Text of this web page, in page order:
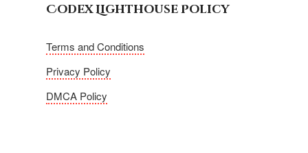
Codex Lighthouse Policy
Terms and Conditions
Privacy Policy
DMCA Policy